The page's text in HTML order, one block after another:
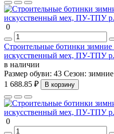
0
Строительные ботинки
искусственный мех, ПУ-ТПУ
в наличии
Размер обуви: 43 Сезон: зимние
1 688.85 ₽
В корзину
0